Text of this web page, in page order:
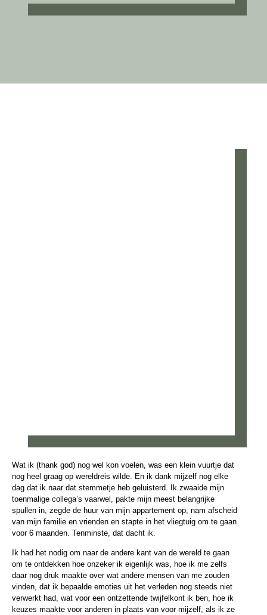
Wat ik (thank god) nog wel kon voelen, was een klein vuurtje dat
nog heel graag op wereldreis wilde. En ik dank mijzelf nog elke
dag dat ik naar dat stemmetje heb geluisterd. Ik zwaaide mijn
toenmalige collega’s vaarwel, pakte mijn meest belangrijke
spullen in, zegde de huur van mijn appartement op, nam afscheid
van mijn familie en vrienden en stapte in het vliegtuig om te gaan
voor 6 maanden. Tenminste, dat dacht ik.
Ik had het nodig om naar de andere kant van de wereld te gaan
om te ontdekken hoe onzeker ik eigenlijk was, hoe ik me zelfs
daar nog druk maakte over wat andere mensen van me zouden
vinden, dat ik bepaalde emoties uit het verleden nog steeds niet
verwerkt had, wat voor een ontzettende twijfelkont ik ben, hoe ik
keuzes maakte voor anderen in plaats van voor mijzelf, als ik ze